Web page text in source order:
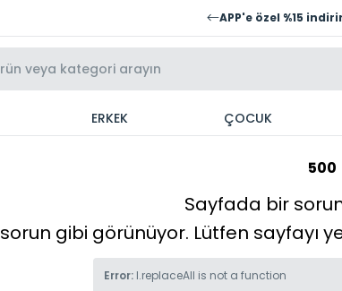
APP'e özel %15
ERKEK ÇOCUK
500
Sayfada bir
gibi görünüyor. Lütfen sayfayı
Error: l.replaceAll is not a function